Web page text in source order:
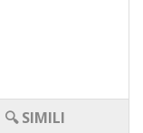
🔍 SIMILI